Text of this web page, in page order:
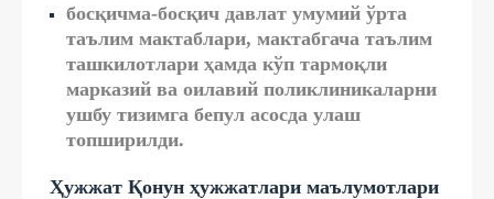
босқичма-босқич давлат умумий ўрта
таълим мактаблари, мактабгача таълим
ташкилотлари ҳамда кўп тармоқли
марказий ва оилавий поликлиникаларни
ушбу тизимга бепул асосда улаш
топширилди.
Ҳужжат Қонун ҳужжатлари маълумотлари